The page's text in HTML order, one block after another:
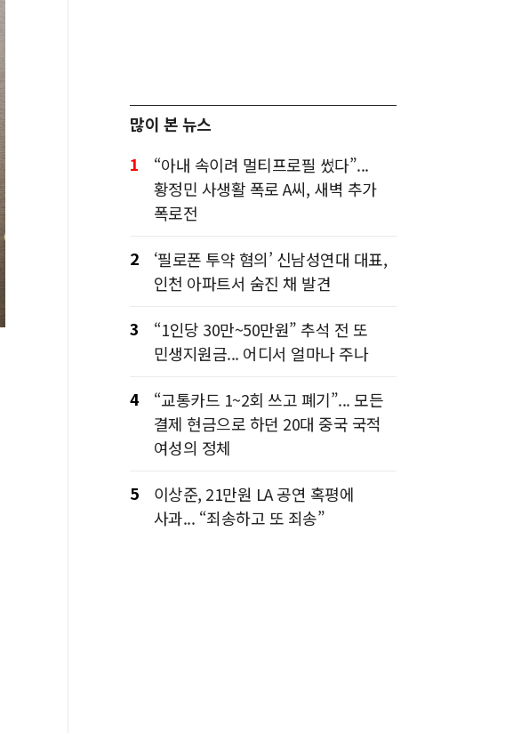
많이 본 뉴스
1
“아내 속이려 멀티프로필 썼다”...
황정민 사생활 폭로 A씨, 새벽 추가
폭로전
2
‘필로폰 투약 혐의’ 신남성연대 대표,
인천 아파트서 숨진 채 발견
3
“1인당 30만~50만원” 추석 전 또
민생지원금... 어디서 얼마나 주나
4
“교통카드 1~2회 쓰고 폐기”... 모든
결제 현금으로 하던 20대 중국 국적
여성의 정체
5
이상준, 21만원 LA 공연 혹평에
사과... “죄송하고 또 죄송”